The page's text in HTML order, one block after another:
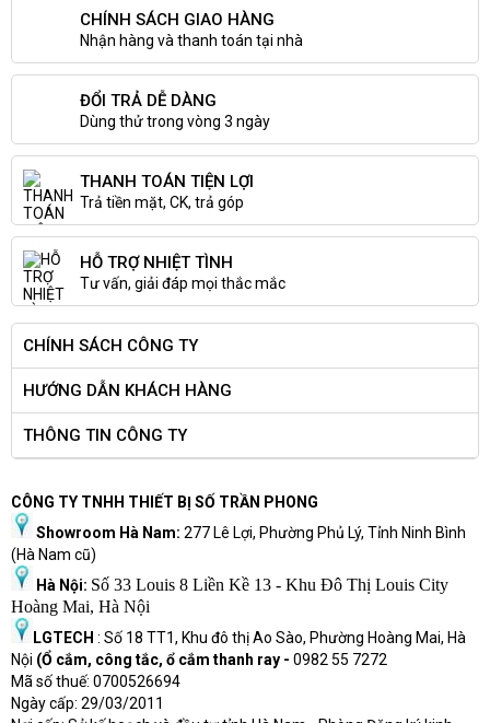
CHÍNH SÁCH GIAO HÀNG
Nhận hàng và thanh toán tại nhà
ĐỔI TRẢ DỄ DÀNG
Dùng thử trong vòng 3 ngày
THANH TOÁN TIỆN LỢI
Trả tiền mặt, CK, trả góp
HỖ TRỢ NHIỆT TÌNH
Tư vấn, giải đáp mọi thắc mắc
CHÍNH SÁCH CÔNG TY
HƯỚNG DẪN KHÁCH HÀNG
THÔNG TIN CÔNG TY
CÔNG TY TNHH THIẾT BỊ SỐ TRẦN PHONG
Showroom Hà Nam: 277 Lê Lợi, Phường Phủ Lý, Tỉnh Ninh Bình
(Hà Nam cũ)
Hà Nội: Số 33 Louis 8 Liền Kề 13 - Khu Đô Thị Louis City
Hoàng Mai, Hà Nội
LGTECH : Số 18 TT1, Khu đô thị Ao Sào, Phường Hoàng Mai, Hà
Nội (Ổ cắm, công tắc, ổ cắm thanh ray - 0982 55 7272
Mã số thuế: 0700526694
Ngày cấp: 29/03/2011